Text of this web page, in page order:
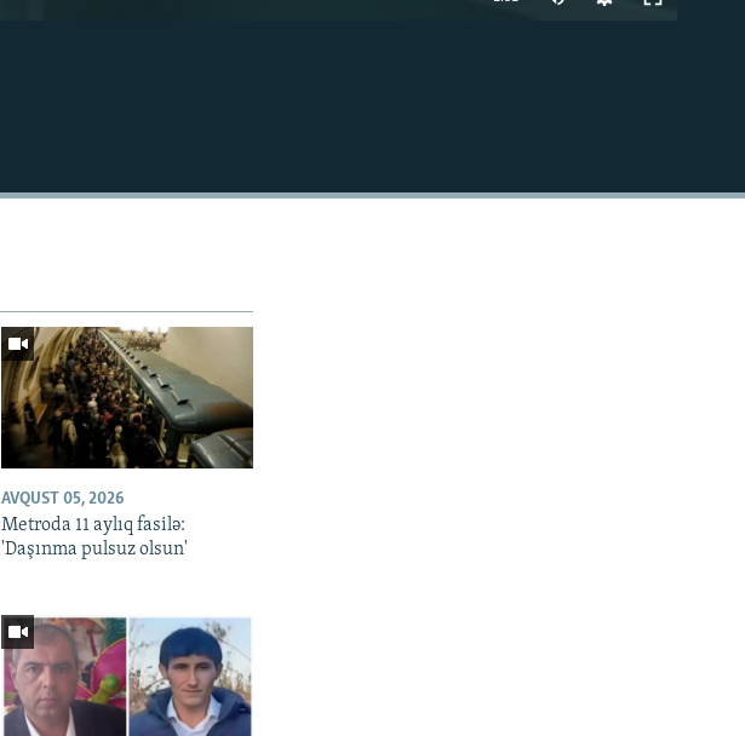
1080p
AVQUST 05, 2026
Metroda 11 aylıq fasilə:
'Daşınma pulsuz olsun'